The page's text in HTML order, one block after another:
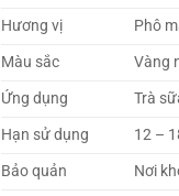
Hương vị
Phô
Màu sắc
Vàng
Ứng dụng
Trà
Hạn sử dụng
12 –
Bảo quản
Nơi